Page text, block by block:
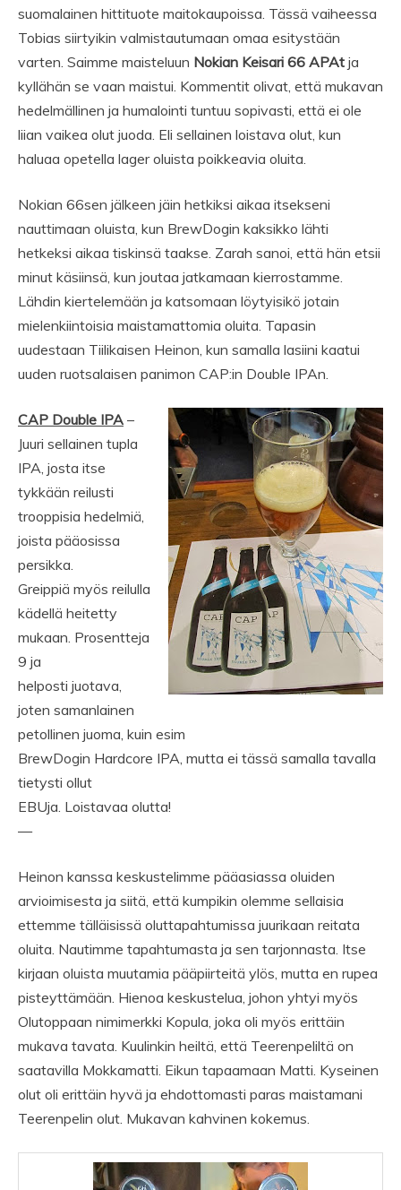
suomalainen hittituote maitokaupoissa. Tässä vaiheessa
Tobias siirtyikin valmistautumaan omaa esitystään
varten. Saimme maisteluun Nokian Keisari 66 APAt ja
kyllähän se vaan maistui. Kommentit olivat, että mukavan
hedelmällinen ja humalointi tuntuu sopivasti, että ei ole
liian vaikea olut juoda. Eli sellainen loistava olut, kun
haluaa opetella lager oluista poikkeavia oluita.
Nokian 66sen jälkeen jäin hetkiksi aikaa itsekseni
nauttimaan oluista, kun BrewDogin kaksikko lähti
hetkeksi aikaa tiskinsä taakse. Zarah sanoi, että hän etsii
minut käsiinsä, kun joutaa jatkamaan kierrostamme.
Lähdin kiertelemään ja katsomaan löytyisikö jotain
mielenkiintoisia maistamattomia oluita. Tapasin
uudestaan Tiilikaisen Heinon, kun samalla lasiini kaatui
uuden ruotsalaisen panimon CAP:in Double IPAn.
CAP Double IPA –
Juuri sellainen tupla
IPA, josta itse
tykkään reilusti
trooppisia hedelmiä,
joista pääosissa
persikka.
Greippiä myös reilulla
kädellä heitetty
mukaan. Prosentteja
9 ja
helposti juotava,
joten samanlainen
petollinen juoma, kuin esim
BrewDogin Hardcore IPA, mutta ei tässä samalla tavalla
tietysti ollut
EBUja. Loistavaa olutta!
—
Heinon kanssa keskustelimme pääasiassa oluiden
arvioimisesta ja siitä, että kumpikin olemme sellaisia
ettemme tälläisissä oluttapahtumissa juurikaan reitata
oluita. Nautimme tapahtumasta ja sen tarjonnasta. Itse
kirjaan oluista muutamia pääpiirteitä ylös, mutta en rupea
pisteyttämään. Hienoa keskustelua, johon yhtyi myös
Olutoppaan nimimerkki Kopula, joka oli myös erittäin
mukava tavata. Kuulinkin heiltä, että Teerenpeliltä on
saatavilla Mokkamatti. Eikun tapaamaan Matti. Kyseinen
olut oli erittäin hyvä ja ehdottomasti paras maistamani
Teerenpelin olut. Mukavan kahvinen kokemus.